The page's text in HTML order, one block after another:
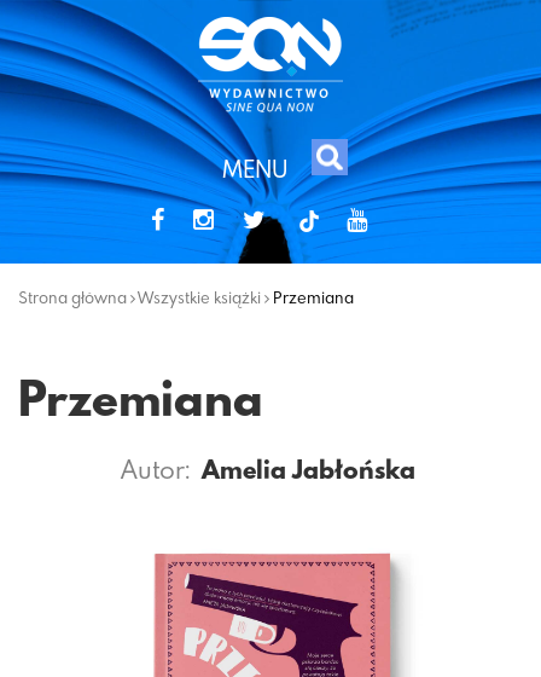
MENU
tiktok
Strona główna Wszystkie książki Przemiana
Przemiana
Autor: Amelia Jabłońska